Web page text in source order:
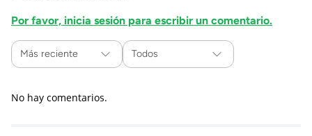
Por favor, inicia sesión para escribir un comentario.
Más reciente Todos
No hay comentarios.